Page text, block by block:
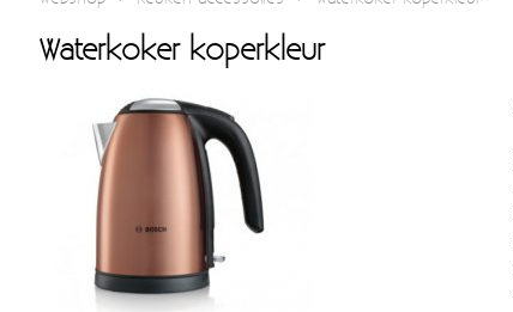
Waterkoker koperkleur